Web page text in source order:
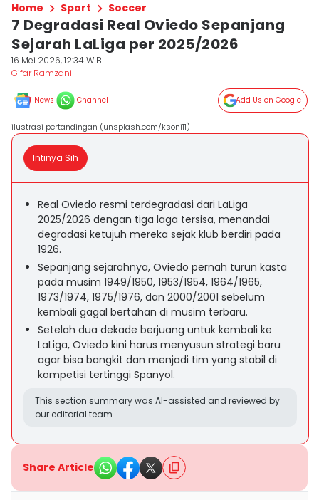
Home Sport Soccer
7 Degradasi Real Oviedo Sepanjang
Sejarah LaLiga per 2025/2026
16 Mei 2026, 12:34 WIB
Gifar Ramzani
News Channel Add Us on Google
ilustrasi pertandingan (unsplash.com/ksoni11)
Intinya Sih
Real Oviedo resmi terdegradasi dari LaLiga
2025/2026 dengan tiga laga tersisa, menandai
degradasi ketujuh mereka sejak klub berdiri pada
1926.
Sepanjang sejarahnya, Oviedo pernah turun kasta
pada musim 1949/1950, 1953/1954, 1964/1965,
1973/1974, 1975/1976, dan 2000/2001 sebelum
kembali gagal bertahan di musim terbaru.
Setelah dua dekade berjuang untuk kembali ke
LaLiga, Oviedo kini harus menyusun strategi baru
agar bisa bangkit dan menjadi tim yang stabil di
kompetisi tertinggi Spanyol.
This section summary was AI-assisted and reviewed by
our editorial team.
Share Article